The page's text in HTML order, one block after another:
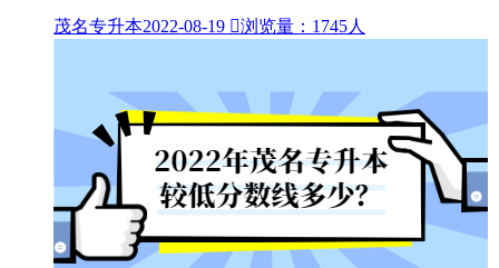
茂名专升本2022-08-19 浏览量：1745人